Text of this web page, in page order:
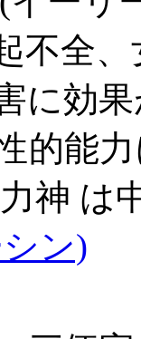
不全
に効
的能
神 は
ン)